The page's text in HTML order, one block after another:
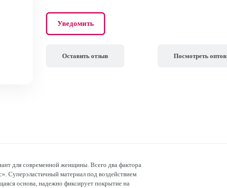
Уведомить
Оставить отзыв Посмотреть
для современной женщины. Всего два фактора
Суперэластичный материал под воздействием
основа, надежно фиксирует покрытие на